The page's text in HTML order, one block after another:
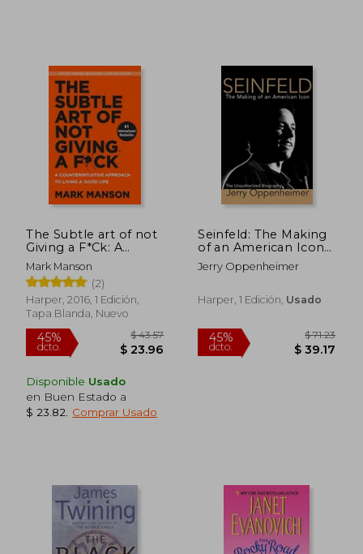
40%
The Subtle art of not
Giving a F*Ck: A
Counterintuitive
Approach to Living a
Good Life (en Inglés)
Mark Manson
(2)
Harper, 2016, 1 Edición,
Tapa Blanda, Nuevo
Disponible Usado
en Buen Estado a
$ 23.82
Comprar Usado
Seinfeld: The Making
of an American Icon
(en Inglés)
Jerry Oppenheimer
Harper, 1 Edición, Usado